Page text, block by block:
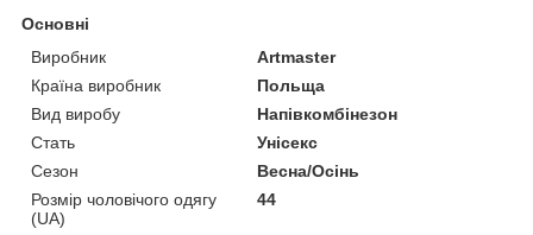
Основні
Виробник
Artmaster
Країна виробник
Польща
Вид виробу
Напівкомбінезон
Стать
Унісекс
Сезон
Весна/Осінь
Розмір чоловічого одягу
(UA)
44